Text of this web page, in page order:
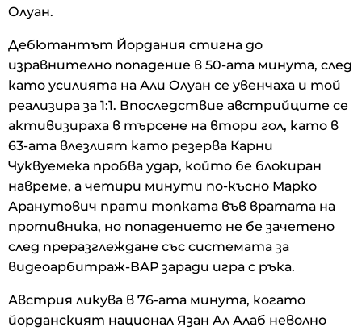
Олуан.
Дебютантът Йордания стигна до
изравнително попадение в 50-ата минута, след
като усилията на Али Олуан се увенчаха и той
реализира за 1:1. Впоследствие австрийците се
активизираха в търсене на втори гол, като в
63-ата влезлият като резерва Карни
Чуквуемека пробва удар, който бе блокиран
навреме, а четири минути по-късно Марко
Аранутович прати топката във вратата на
противника, но попадението не бе зачетено
след преразглеждане със системата за
видеоарбитраж-ВАР заради игра с ръка.
Австрия ликува в 76-ата минута, когато
йорданският национал Язан Ал Алаб неволно